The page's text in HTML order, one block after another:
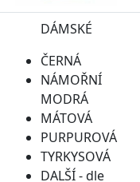
DÁMSKÉ
ČERNÁ
NÁMOŘNÍ
MODRÁ
MÁTOVÁ
PURPUROVÁ
TYRKYSOVÁ
DALŠÍ - dle